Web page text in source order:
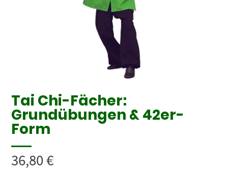
Tai Chi-Fächer:
Grundübungen & 42er-
Form
36,80€